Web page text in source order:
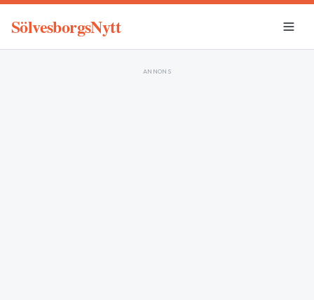
SölvesborgsNytt
ANNONS